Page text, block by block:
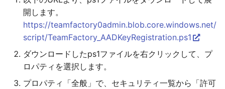
開します。
https://teamfactory0admin.blob.core.windows.net/
script/TeamFactory_AADKeyRegistration.ps1
ダウンロードしたps1ファイルを右クリックして、プ
ロパティを選択します。
プロパティ「全般」で、セキュリティ一覧から「許可